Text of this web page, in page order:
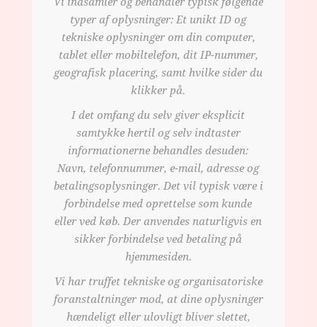
typer af oplysninger: Et unikt ID og
tekniske oplysninger om din computer,
tablet eller mobiltelefon, dit IP-nummer,
geografisk placering, samt hvilke sider du
klikker på.
I det omfang du selv giver eksplicit
samtykke hertil og selv indtaster
informationerne behandles desuden:
Navn, telefonnummer, e-mail, adresse og
betalingsoplysninger. Det vil typisk være i
forbindelse med oprettelse som kunde
eller ved køb. Der anvendes naturligvis en
sikker forbindelse ved betaling på
hjemmesiden.
Vi har truffet tekniske og organisatoriske
foranstaltninger mod, at dine oplysninger
hændeligt eller ulovligt bliver slettet,